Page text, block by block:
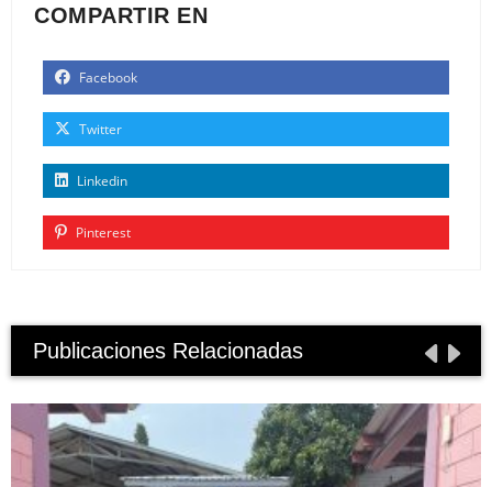
COMPARTIR EN
Facebook
Twitter
Linkedin
Pinterest
Publicaciones Relacionadas